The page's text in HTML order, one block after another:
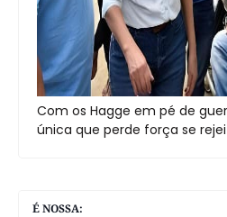
Com os Hagge em pé de
única que perde força se
É NOSSA: